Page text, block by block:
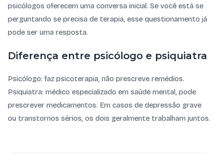
psicólogos oferecem uma conversa inicial. Se você está se
perguntando se precisa de terapia, esse questionamento já
pode ser uma resposta.
Diferença entre psicólogo e psiquiatra
Psicólogo: faz psicoterapia, não prescreve remédios.
Psiquiatra: médico especializado em saúde mental, pode
prescrever medicamentos. Em casos de depressão grave
ou transtornos sérios, os dois geralmente trabalham juntos.